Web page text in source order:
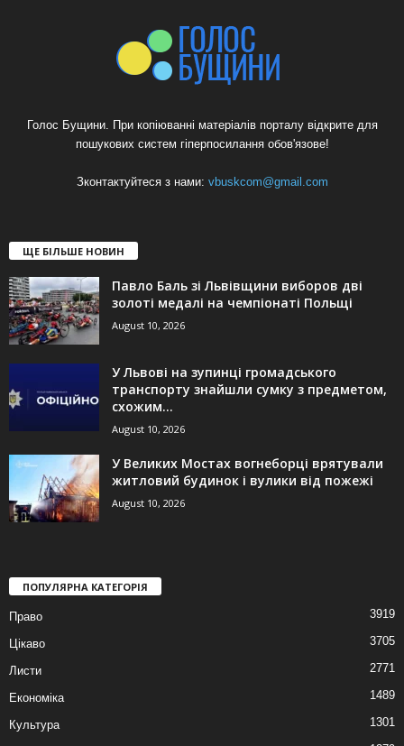
Голос Бущини. При копіюванні матеріалів порталу відкрите для
пошукових систем гіперпосилання обов'язове!
Зконтактуйтеся з нами: vbuskcom@gmail.com
ЩЕ БІЛЬШЕ НОВИН
Павло Баль зі Львівщини виборов дві
золоті медалі на чемпіонаті Польщі
August 10, 2026
У Львові на зупинці громадського
транспорту знайшли сумку з предметом,
схожим...
August 10, 2026
У Великих Мостах вогнеборці врятували
житловий будинок і вулики від пожежі
August 10, 2026
ПОПУЛЯРНА КАТЕГОРІЯ
Право 3919
Цікаво 3705
Листи 2771
Економіка 1489
Культура 1301